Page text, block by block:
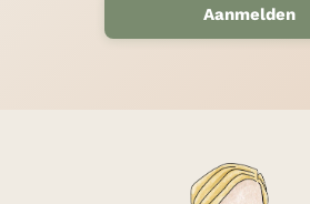
Aanmelden